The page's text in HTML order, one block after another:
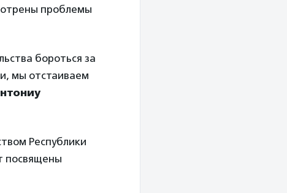
проблемы
бороться за
мы отстаиваем
Республики
посвящены